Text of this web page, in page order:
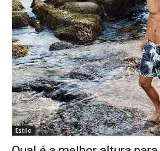
Estilo